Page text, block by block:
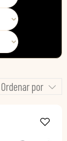
Ordenar por